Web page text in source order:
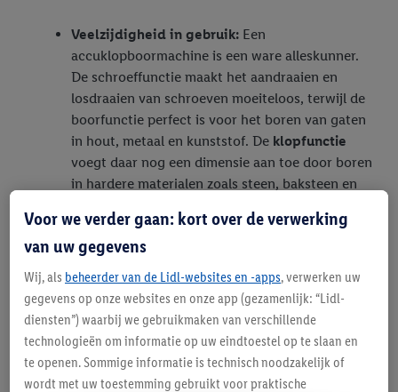
Veelzijdigheid in gebruik: Een
accuklopboormachine is een ware alleskunner.
De schroeffunctie maakt het aandraaien en
losdraaien van schroeven moeiteloos, terwijl de
boorfunctie perfect is voor het boren van gaten
in hout, metaal en kunststof. De klopfunctie
voegt daar nog een dimensie aan toe door boren
in hardere materialen zoals steen, baksteen en
accuklopboormachine heeft u al het benodigde
gereedschap voor de meeste voorkomende
klussen bij de hand.
Kracht en prestaties:Laat u niet misleiden door
het draadloze aspect; moderne
accuklopboormachines leveren indrukwekkende
Voor we verder gaan: kort over de verwerking
van uw gegevens
Wij, als beheerder van de Lidl-websites en -apps, verwerken uw
gegevens op onze websites en onze app (gezamenlijk: “Lidl-
diensten”) waarbij we gebruikmaken van verschillende
technologieën om informatie op uw eindtoestel op te slaan en
te openen. Sommige informatie is technisch noodzakelijk of
wordt met uw toestemming gebruikt voor praktische